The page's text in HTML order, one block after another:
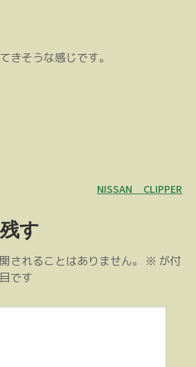
きそうな感じです。
NISSAN CLIPPER
す
されることはありません。 ※ が付
です